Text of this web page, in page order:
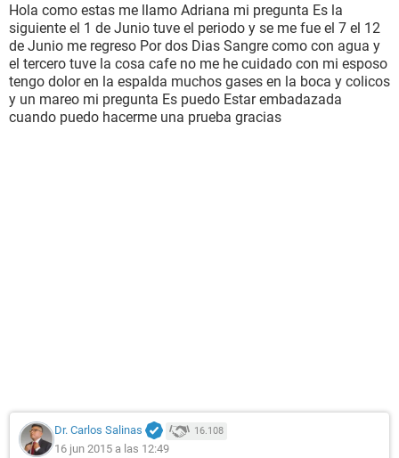
Hola como estas me llamo Adriana mi pregunta Es la
siguiente el 1 de Junio tuve el periodo y se me fue el 7 el 12
de Junio me regreso Por dos Dias Sangre como con agua y
el tercero tuve la cosa cafe no me he cuidado con mi esposo
tengo dolor en la espalda muchos gases en la boca y colicos
y un mareo mi pregunta Es puedo Estar embadazada
cuando puedo hacerme una prueba gracias
Dr. Carlos Salinas 16.108
16 jun 2015 a las 12:49